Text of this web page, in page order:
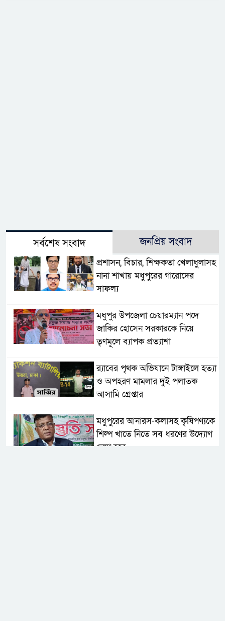
সর্বশেষ সংবাদ জনপ্রিয় সংবাদ
প্রশাসন, বিচার, শিক্ষকতা খেলাধুলাসহ
নানা শাখায় মধুপুরের গারোদের
সাফল্য
মধুপুর উপজেলা চেয়ারম্যান পদে
জাকির হোসেন সরকারকে নিয়ে
তৃণমূলে ব্যাপক প্রত্যাশা
র‌্যাবের পৃথক অভিযানে টাঙ্গাইলে হত্যা
ও অপহরণ মামলার দুই পলাতক
আসামি গ্রেপ্তার
মধুপুরের আনারস-কলাসহ কৃষিপণ্যকে
শিল্প খাতে নিতে সব ধরণের উদ্যোগ
নেয়া হবে